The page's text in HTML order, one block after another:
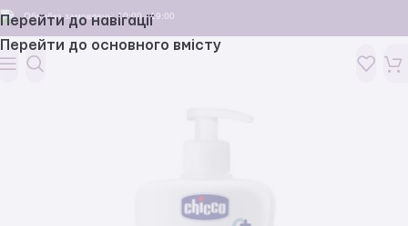
Перейти до навігації
Перейти до основного вмісту
Обробка замовлень: 10:00 - 19:00